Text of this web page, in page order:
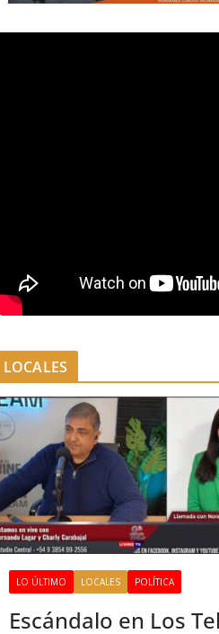
LOCALES
LO ÚLTIMO LOCALES POLÍTICA
Escándalo en Los